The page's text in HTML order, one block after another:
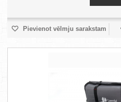
Pievienot vēlmju sarakstam